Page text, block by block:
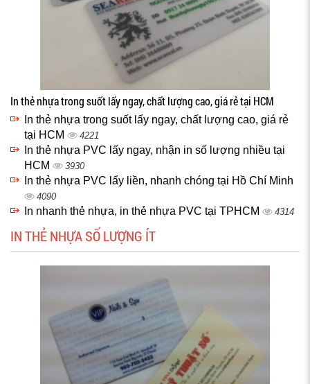
In thẻ nhựa trong suốt lấy ngay, chất lượng cao, giá rẻ tại HCM
In thẻ nhựa trong suốt lấy ngay, chất lượng cao, giá rẻ
tại HCM
4221
In thẻ nhựa PVC lấy ngay, nhận in số lượng nhiều tại
HCM
3930
In thẻ nhựa PVC lấy liền, nhanh chóng tại Hồ Chí Minh
4090
In nhanh thẻ nhựa, in thẻ nhựa PVC tại TPHCM 4314
IN THẺ NHỰA SỐ LƯỢNG ÍT